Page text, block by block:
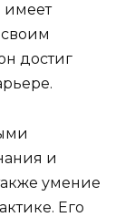
имеет
достиг
и
умение
Его